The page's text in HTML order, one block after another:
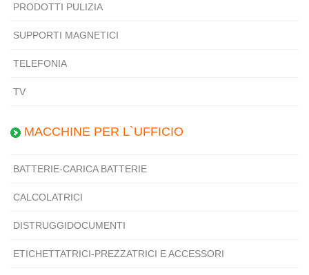
PRODOTTI PULIZIA
SUPPORTI MAGNETICI
TELEFONIA
TV
MACCHINE PER L`UFFICIO
BATTERIE-CARICA BATTERIE
CALCOLATRICI
DISTRUGGIDOCUMENTI
ETICHETTATRICI-PREZZATRICI E ACCESSORI